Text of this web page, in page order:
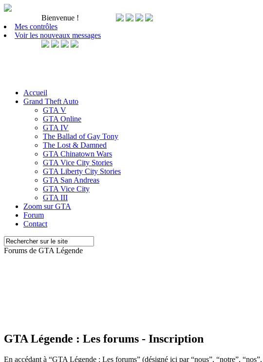
Bienvenue !
Mes contrôles
Voir les nouveaux messages
Accueil
Grand Theft Auto
GTA V
GTA Online
GTA IV
The Ballad of Gay Tony
The Lost & Damned
GTA Chinatown Wars
GTA Vice City Stories
GTA Liberty City Stories
GTA San Andreas
GTA Vice City
GTA III
Zoom sur GTA
Forum
Contact
Forums de GTA Légende
GTA Légende : Les forums - Inscription
En accédant à “GTA Légende : Les forums” (désigné ici par “nous”, “notre”,